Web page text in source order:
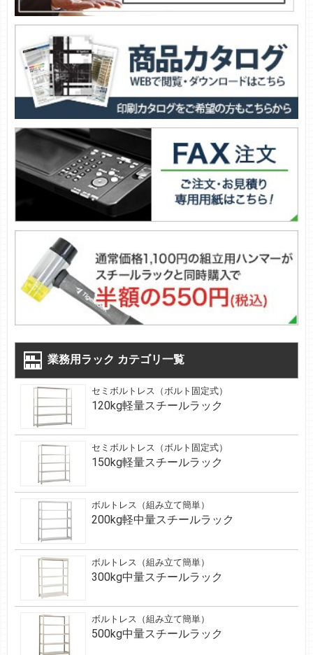
業務用ラック カテゴリ一覧
セミボルトレス（ボルト固定式）
120kg軽量スチールラック
セミボルトレス（ボルト固定式）
150kg軽量スチールラック
ボルトレス（組み立て簡単）
200kg軽中量スチールラック
ボルトレス（組み立て簡単）
300kg中量スチールラック
ボルトレス（組み立て簡単）
500kg中量スチールラック